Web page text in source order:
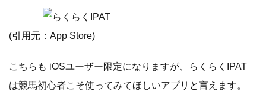
(引用元： App Store)
こちらも iOSユーザー限定になりますが、らくらくIPAT
は競馬初心者こそ使ってみてほしいアプリと言えます。